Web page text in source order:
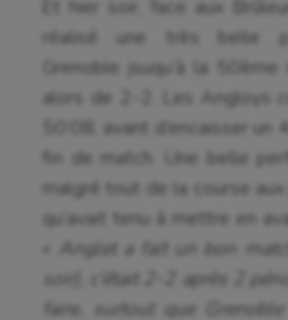
Et hier soir, face aux
réalisé une très belle
Grenoble jsuqu’à la
alors de 2-2. Les Angloys
50’08, avant d’encaisser
fin de match. Une belle
malgré tout de la course
qu’avait tenu à mettre en
Anglet a fait un bon
soir), c’était 2-2 après 2
faire, surtout que